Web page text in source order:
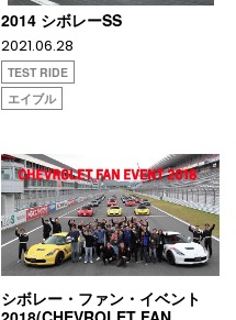
2014 シボレーSS
2021.06.28
TEST RIDE
エイブル
シボレー・ファン・イベント